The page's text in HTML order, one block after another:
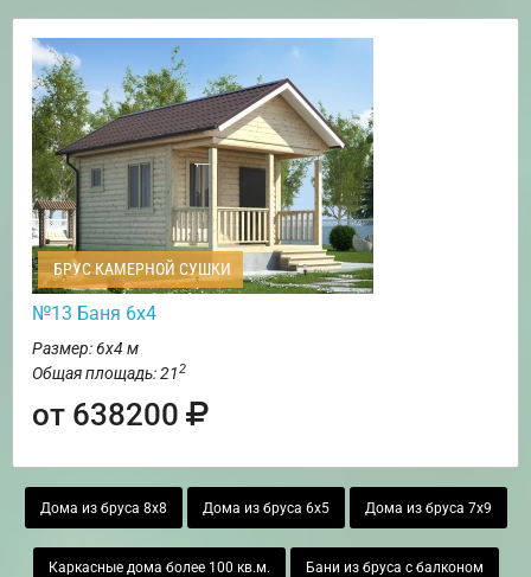
БРУС КАМЕРНОЙ СУШКИ
№13 Баня 6х4
Размер: 6х4 м
Общая площадь: 212
от 638200
Дома из бруса 8х8 Дома из бруса 6х5 Дома из бруса 7х9
Каркасные дома более 100 кв.м. Бани из бруса с балконом